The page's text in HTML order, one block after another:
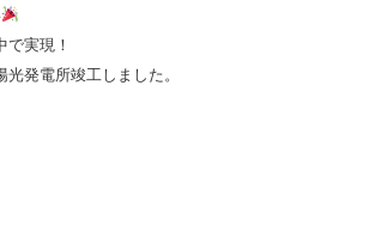
で実現！
発電所竣工しました。